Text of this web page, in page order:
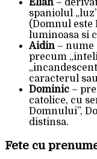
Elian –
spaniolul
(Domnul este
luminoasa si
Aidin – nume
precum
caracterul
Dominic –
catolice, cu
Domnului”,
distinsa.
Fete cu